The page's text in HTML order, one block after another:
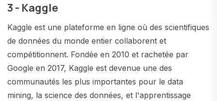
3 - Kaggle
Kaggle est une plateforme en ligne où des scientifiques
de données du monde entier collaborent et
compétitionnent. Fondée en 2010 et rachetée par
Google en 2017, Kaggle est devenue une des
communautés les plus importantes pour le data
mining, la science des données, et l'apprentissage